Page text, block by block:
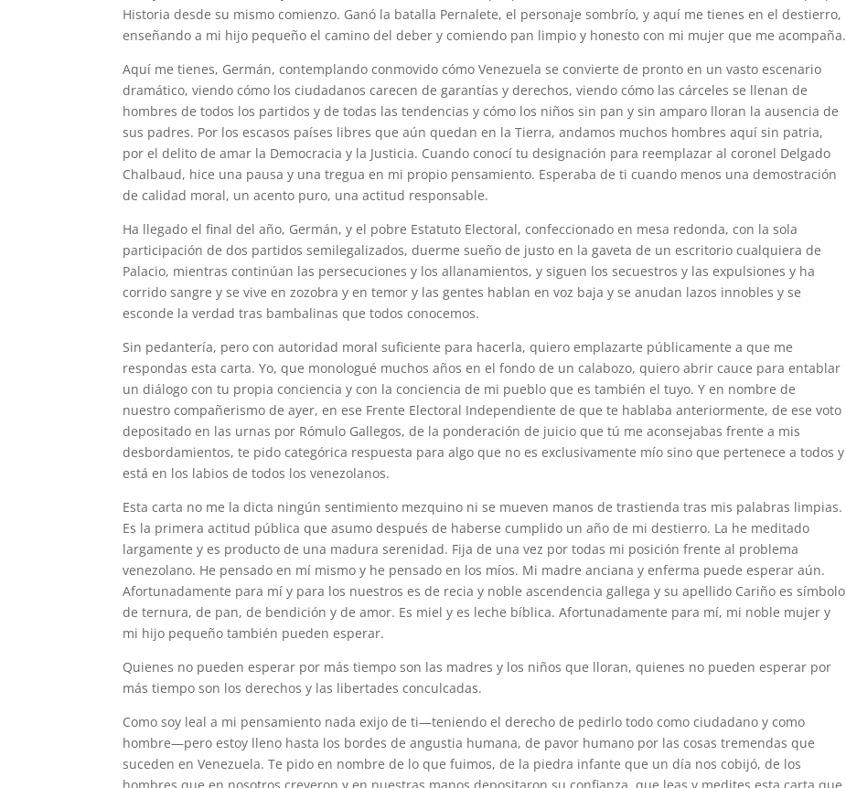
Historia desde su mismo comienzo. Ganó la batalla Pernalete, el personaje sombrío, y aquí me tienes en el destierro,
enseñando a mi hijo pequeño el camino del deber y comiendo pan limpio y honesto con mi mujer que me acompaña.
Aquí me tienes, Germán, contemplando conmovido cómo Venezuela se convierte de pronto en un vasto escenario
dramático, viendo cómo los ciudadanos carecen de garantías y derechos, viendo cómo las cárceles se llenan de
hombres de todos los partidos y de todas las tendencias y cómo los niños sin pan y sin amparo lloran la ausencia de
sus padres. Por los escasos países libres que aún quedan en la Tierra, andamos muchos hombres aquí sin patria,
por el delito de amar la Democracia y la Justicia. Cuando conocí tu designación para reemplazar al coronel Delgado
Chalbaud, hice una pausa y una tregua en mi propio pensamiento. Esperaba de ti cuando menos una demostración
de calidad moral, un acento puro, una actitud responsable.
Ha llegado el final del año, Germán, y el pobre Estatuto Electoral, confeccionado en mesa redonda, con la sola
participación de dos partidos semilegalizados, duerme sueño de justo en la gaveta de un escritorio cualquiera de
Palacio, mientras continúan las persecuciones y los allanamientos, y siguen los secuestros y las expulsiones y ha
corrido sangre y se vive en zozobra y en temor y las gentes hablan en voz baja y se anudan lazos innobles y se
esconde la verdad tras bambalinas que todos conocemos.
Sin pedantería, pero con autoridad moral suficiente para hacerla, quiero emplazarte públicamente a que me
respondas esta carta. Yo, que monologué muchos años en el fondo de un calabozo, quiero abrir cauce para entablar
un diálogo con tu propia conciencia y con la conciencia de mi pueblo que es también el tuyo. Y en nombre de
nuestro compañerismo de ayer, en ese Frente Electoral Independiente de que te hablaba anteriormente, de ese voto
depositado en las urnas por Rómulo Gallegos, de la ponderación de juicio que tú me aconsejabas frente a mis
desbordamientos, te pido categórica respuesta para algo que no es exclusivamente mío sino que pertenece a todos y
está en los labios de todos los venezolanos.
Esta carta no me la dicta ningún sentimiento mezquino ni se mueven manos de trastienda tras mis palabras limpias.
Es la primera actitud pública que asumo después de haberse cumplido un año de mi destierro. La he meditado
largamente y es producto de una madura serenidad. Fija de una vez por todas mi posición frente al problema
venezolano. He pensado en mí mismo y he pensado en los míos. Mi madre anciana y enferma puede esperar aún.
Afortunadamente para mí y para los nuestros es de recia y noble ascendencia gallega y su apellido Cariño es símbolo
de ternura, de pan, de bendición y de amor. Es miel y es leche bíblica. Afortunadamente para mí, mi noble mujer y
mi hijo pequeño también pueden esperar.
Quienes no pueden esperar por más tiempo son las madres y los niños que lloran, quienes no pueden esperar por
más tiempo son los derechos y las libertades conculcadas.
Como soy leal a mi pensamiento nada exijo de ti—teniendo el derecho de pedirlo todo como ciudadano y como
hombre—pero estoy lleno hasta los bordes de angustia humana, de pavor humano por las cosas tremendas que
suceden en Venezuela. Te pido en nombre de lo que fuimos, de la piedra infante que un día nos cobijó, de los